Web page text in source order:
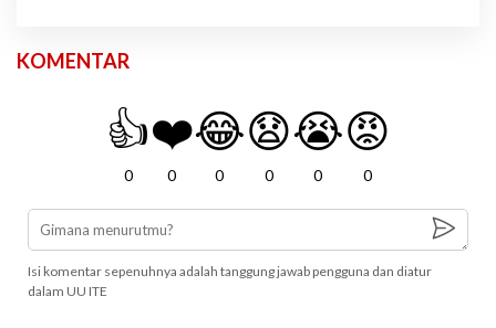
KOMENTAR
👍
0
❤️
0
😂
0
😧
0
😭
0
😡
0
Isi komentar sepenuhnya adalah tanggung jawab pengguna dan diatur
dalam UU ITE